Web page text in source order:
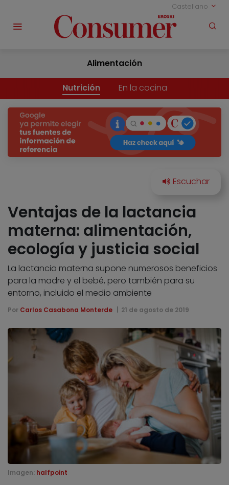
Castellano
Alimentación
Nutrición En la cocina
Ventajas de la lactancia
materna: alimentación,
ecología y justicia social
La lactancia materna supone numerosos beneficios
para la madre y el bebé, pero también para su
entorno, incluido el medio ambiente
Por Carlos Casabona Monterde 21 de agosto de 2019
Imagen: halfpoint